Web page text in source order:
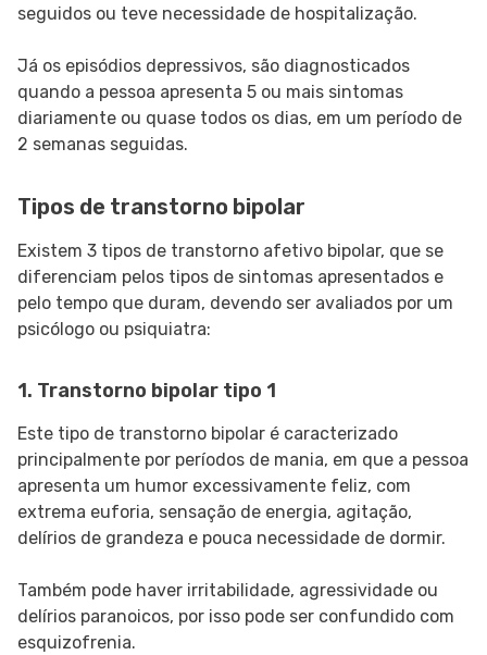
seguidos ou teve necessidade de hospitalização.
Já os episódios depressivos, são diagnosticados
quando a pessoa apresenta 5 ou mais sintomas
diariamente ou quase todos os dias, em um período de
2 semanas seguidas.
Tipos de transtorno bipolar
Existem 3 tipos de transtorno afetivo bipolar, que se
diferenciam pelos tipos de sintomas apresentados e
pelo tempo que duram, devendo ser avaliados por um
psicólogo ou psiquiatra:
1. Transtorno bipolar tipo 1
Este tipo de transtorno bipolar é caracterizado
principalmente por períodos de mania, em que a pessoa
apresenta um humor excessivamente feliz, com
extrema euforia, sensação de energia, agitação,
delírios de grandeza e pouca necessidade de dormir.
Também pode haver irritabilidade, agressividade ou
delírios paranoicos, por isso pode ser confundido com
esquizofrenia.